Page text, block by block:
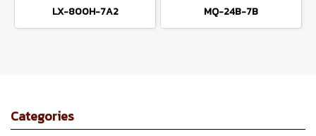
LX-800H-7A2 MQ-24B-7B
Categories